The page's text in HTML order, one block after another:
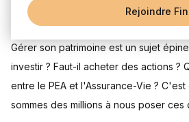
Vos données en temps réel
Rejoindre
gestion patrimoniale sur-mesure.
Gérer son patrimoine est un sujet
investir ? Faut-il acheter des actions ?
entre le PEA et l'Assurance-Vie ? C'est
sommes des millions à nous poser ces